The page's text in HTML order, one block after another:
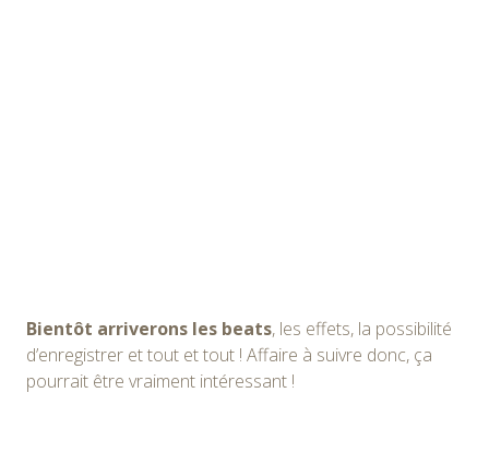
Bientôt arriverons les beats, les effets, la possibilité
d’enregistrer et tout et tout ! Affaire à suivre donc, ça
pourrait être vraiment intéressant !